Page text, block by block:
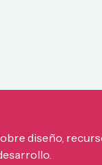
diseño,